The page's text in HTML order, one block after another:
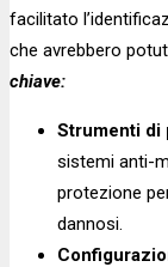
facilitato
che avrebbero
chiave:
Strumenti di
sistemi anti-
protezione
dannosi.